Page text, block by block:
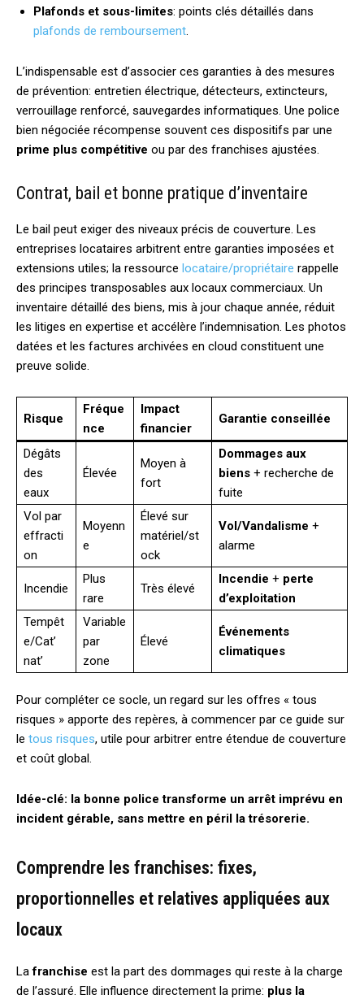
Plafonds et sous-limites: points clés détaillés dans
plafonds de remboursement.
L’indispensable est d’associer ces garanties à des mesures
de prévention: entretien électrique, détecteurs, extincteurs,
verrouillage renforcé, sauvegardes informatiques. Une police
bien négociée récompense souvent ces dispositifs par une
prime plus compétitive ou par des franchises ajustées.
Contrat, bail et bonne pratique d’inventaire
Le bail peut exiger des niveaux précis de couverture. Les
entreprises locataires arbitrent entre garanties imposées et
extensions utiles; la ressource locataire/propriétaire rappelle
des principes transposables aux locaux commerciaux. Un
inventaire détaillé des biens, mis à jour chaque année, réduit
les litiges en expertise et accélère l’indemnisation. Les photos
datées et les factures archivées en cloud constituent une
preuve solide.
Risque
Fréque
nce
Impact
financier
Garantie conseillée
Dégâts
des
eaux
Élevée
Moyen à
fort
Dommages aux
biens + recherche de
fuite
Vol par
effracti
on
Moyenn
e
Élevé sur
matériel/st
ock
Vol/Vandalisme +
alarme
Incendie
Plus
rare
Très élevé
Incendie + perte
d’exploitation
Tempêt
e/Cat’
nat’
Variable
par
zone
Élevé
Événements
climatiques
Pour compléter ce socle, un regard sur les offres « tous
risques » apporte des repères, à commencer par ce guide sur
le tous risques, utile pour arbitrer entre étendue de couverture
et coût global.
Idée-clé: la bonne police transforme un arrêt imprévu en
incident gérable, sans mettre en péril la trésorerie.
Comprendre les franchises: fixes,
proportionnelles et relatives appliquées aux
locaux
Lafranchise est la part des dommages qui reste à la charge
de l’assuré. Elle influence directement la prime: plus la